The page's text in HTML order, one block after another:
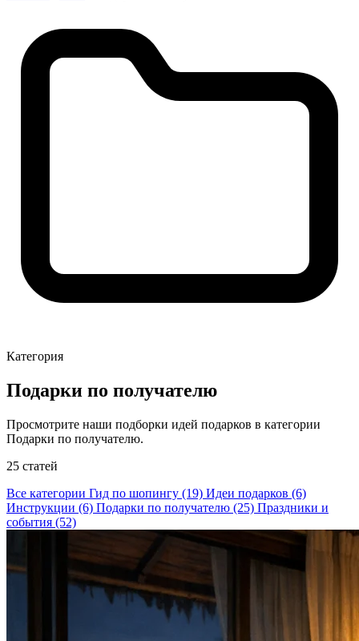
Категория
Подарки по получателю
Просмотрите наши подборки идей подарков в категории
Подарки по получателю.
25 статей
Все категории Гид по шопингу (19) Идеи подарков (6)
Инструкции (6) Подарки по получателю (25) Праздники и
события (52)